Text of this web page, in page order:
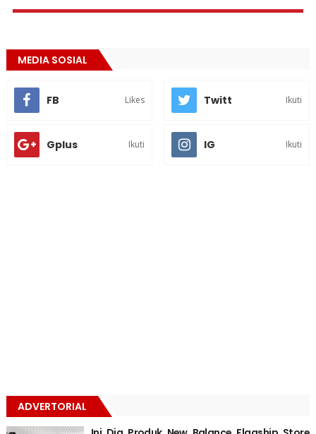
MEDIA SOSIAL
FB Likes Twitt Ikuti
Gplus Ikuti IG Ikuti
ADVERTORIAL